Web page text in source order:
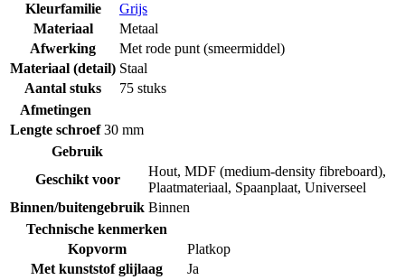
Kleurfamilie
Grijs
Materiaal
Metaal
Afwerking
Met rode punt (smeermiddel)
Materiaal (detail) Staal
Aantal stuks
75 stuks
Afmetingen
Lengte schroef 30 mm
Gebruik
Geschikt voor
Hout, MDF (medium-density fibreboard),
Plaatmateriaal, Spaanplaat, Universeel
Binnen/buitengebruik Binnen
Technische kenmerken
Kopvorm
Platkop
Met kunststof glijlaag
Ja